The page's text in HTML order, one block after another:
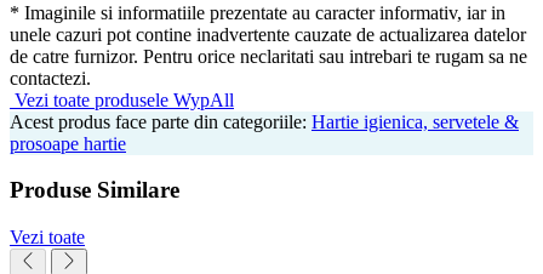
* Imaginile si informatiile prezentate au caracter informativ, iar in
unele cazuri pot contine inadvertente cauzate de actualizarea datelor
de catre furnizor. Pentru orice neclaritati sau intrebari te rugam sa ne
contactezi.
Vezi toate produsele WypAll
Acest produs face parte din categoriile: Hartie igienica, servetele &
prosoape hartie
Produse Similare
Vezi toate